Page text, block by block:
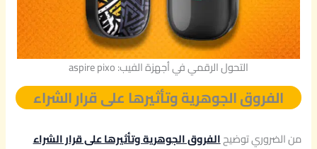
التحول الرقمي في أجهزة الفيب: aspire pixo
الفروق الجوهرية وتأثيرها على قرار الشراء
من الضروري توضيحالفروق الجوهرية وتأثيرها على قرار الشراء